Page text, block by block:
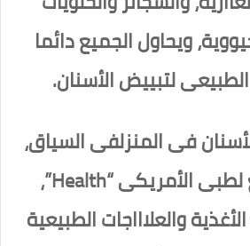
ويحاول الجميع دائما
الطبيعى لتبييض الأسنان.
فى المنزلفى السياق،
كشف الموقع لطبى الأمريكى “Health”،
والعلاااجات الطبيعية